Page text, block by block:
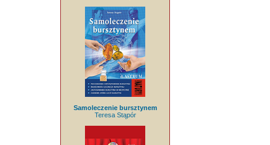
Samoleczenie bursztynem
Teresa Stąpór